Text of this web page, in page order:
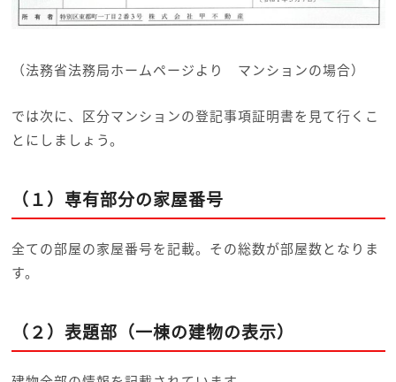
（法務省法務局ホームページより マンションの場合）
では次に、区分マンションの登記事項証明書を見て行くこ
とにしましょう。
（１）専有部分の家屋番号
全ての部屋の家屋番号を記載。その総数が部屋数となりま
す。
（２）表題部（一棟の建物の表示）